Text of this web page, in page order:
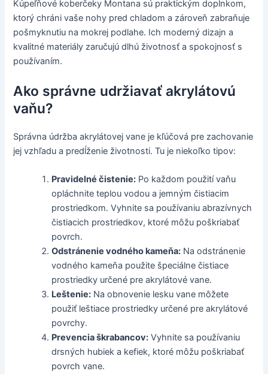
Kúpeľňové koberčeky Montana sú praktickým doplnkom,
ktorý chráni vaše nohy pred chladom a zároveň zabraňuje
pošmyknutiu na mokrej podlahe. Ich moderný dizajn a
kvalitné materiály zaručujú dlhú životnosť a spokojnosť s
používaním.
Ako správne udržiavať akrylátovú
vaňu?
Správna údržba akrylátovej vane je kľúčová pre zachovanie
jej vzhľadu a predĺženie životnosti. Tu je niekoľko tipov:
Pravidelné čistenie: Po každom použití vaňu
opláchnite teplou vodou a jemným čistiacim
prostriedkom. Vyhnite sa používaniu abrazívnych
čistiacich prostriedkov, ktoré môžu poškriabať
povrch.
Odstránenie vodného kameňa: Na odstránenie
vodného kameňa použite špeciálne čistiace
prostriedky určené pre akrylátové vane.
Leštenie: Na obnovenie lesku vane môžete
použiť leštiace prostriedky určené pre akrylátové
povrchy.
Prevencia škrabancov: Vyhnite sa používaniu
drsných hubiek a kefiek, ktoré môžu poškriabať
povrch vane.